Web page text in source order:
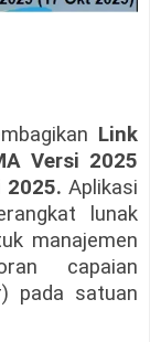
Link
Versi 2025
2025. Aplikasi
lunak
manajemen
capaian
pada satuan